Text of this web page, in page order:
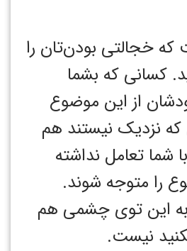
خجالتی بودن‌تان را
کسانی که بشما
از این موضوع
که نزدیک نیستند هم
شما تعامل نداشته
را متوجه شوند.
این توی چشمی هم
نیست.